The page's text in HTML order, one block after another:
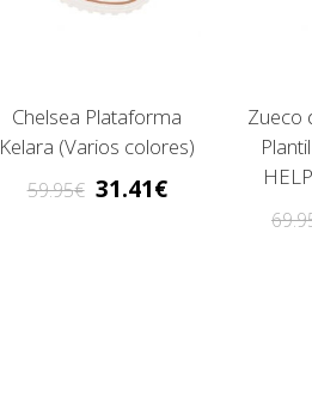
Chelsea Plataforma
Kelara (Varios colores)
59.95 31.41
Zueco